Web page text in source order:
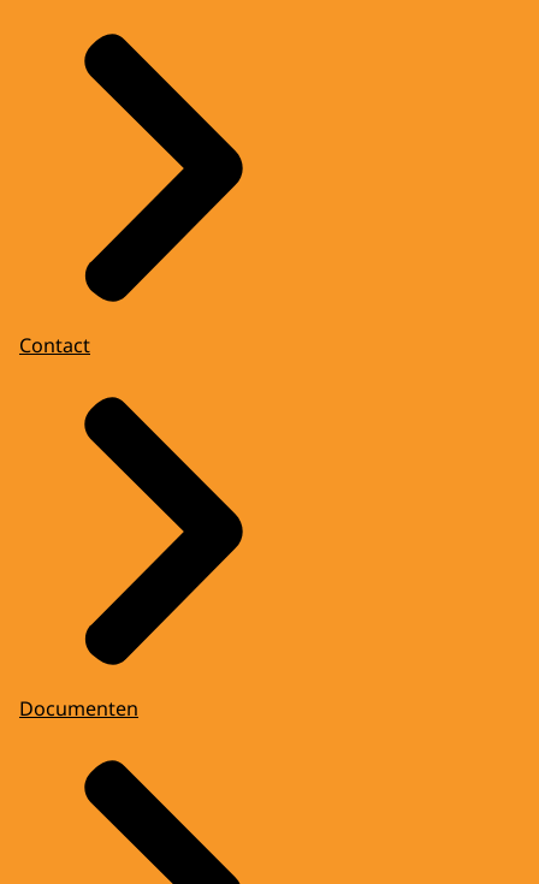
Contact
Documenten